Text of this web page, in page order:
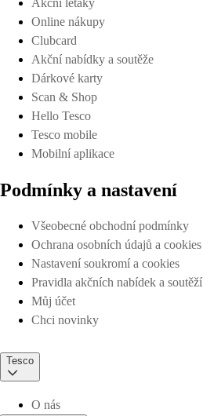
Online nákupy
Clubcard
Akční nabídky a soutěže
Dárkové karty
Scan & Shop
Hello Tesco
Tesco mobile
Mobilní aplikace
Podmínky a nastavení
Všeobecné obchodní podmínky
Ochrana osobních údajů a cookies
Nastavení soukromí a cookies
Pravidla akčních nabídek a soutěží
Můj účet
Chci novinky
Tesco
O nás